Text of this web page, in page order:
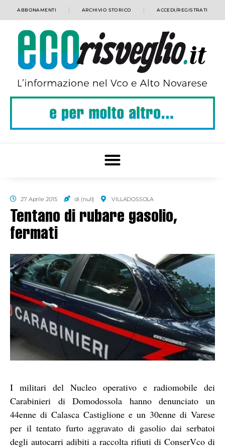
ABBONAMENTI ARCHIVIO STORICO ACCEDI/REGISTRATI
27 Aprile 2015 di (null) VILLADOSSOLA
Tentano di rubare gasolio,
fermati
I militari del Nucleo operativo e radiomobile dei
Carabinieri di Domodossola hanno denunciato un
44enne di Calasca Castiglione e un 30enne di Varese
per il tentato furto aggravato di gasolio dai serbatoi
degli autocarri adibiti a raccolta rifiuti di ConserVco di